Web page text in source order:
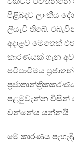
පිළිබඳව ලාංකීය
ලියැවී තිබේ.
අදාළව මෙතෙක්
කාරණයක් ගැන
පටිපාටිමය
පළමුවැන්න විසින්
වන්නේය යන්නයි.
මේ කාරණය